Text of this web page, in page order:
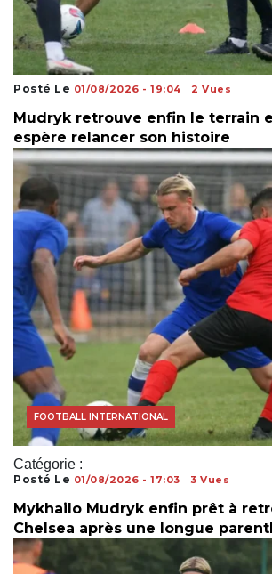
Posté Le 01/08/2026 - 19:04 2 Vues
Mudryk retrouve enfin le terrain
espère relancer son histoire
Catégorie :
ACTUALITÉS FOOTBALL
FOOTBALL INTERNATIONAL
Posté Le 01/08/2026 - 17:03 3 Vues
Mykhailo Mudryk enfin prêt à
Chelsea après une longue